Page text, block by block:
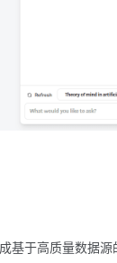
基于高质量数据源